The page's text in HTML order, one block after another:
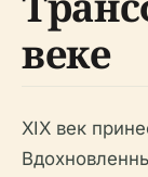
веке
XIX век